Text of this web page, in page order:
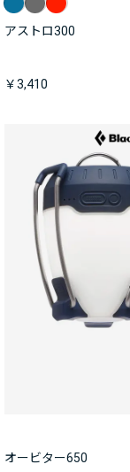
アストロ300
￥3,410
オービター650